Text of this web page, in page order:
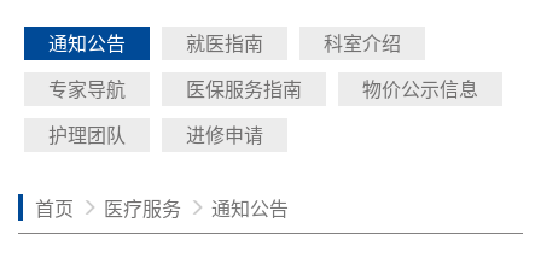
通知公告 就医指南
科室介绍
专家导航
医保服务指南
物价公示信息
护理团队
进修申请
首页 医疗服务 通知公告